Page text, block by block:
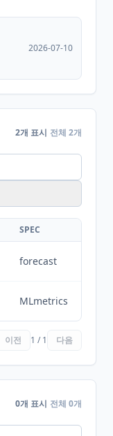
2026-07-10
2개 표시 전체 2개
SPEC
forecast
MLmetrics
이전 1 / 1 다음
0개 표시 전체 0개